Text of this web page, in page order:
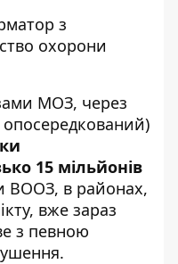
з
охорони
МОЗ, через
15 мільйонів
ВООЗ, в районах,
вже зараз
з певною